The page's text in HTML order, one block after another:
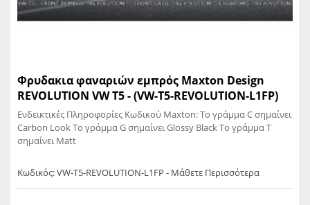
Φρυδακια φαναριών εμπρός Maxton Design
REVOLUTION VW T5 - (VW-T5-REVOLUTION-L1FP)
Ενδεικτικές Πληροφορίες Κωδικού Maxton: Το γράμμα C σημαίνει
Carbon Look Το γράμμα G σημαίνει Glossy Black Το γράμμα T
σημαίνει Matt
Κωδικός: VW-T5-REVOLUTION-L1FP - Μάθετε Περισσότερα